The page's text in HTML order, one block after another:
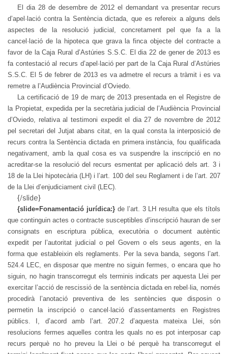
El dia 28 de desembre de 2012 el demandant va presentar recurs
d’apel·lació contra la Sentència dictada, que es refereix a alguns dels
aspectes de la resolució judicial, concretament pel que fa a la
cancel·lació de la hipoteca que grava la finca objecte del contracte a
favor de la Caja Rural d’Astúries S.S.C. El dia 22 de gener de 2013 es
fa contestació al recurs d’apel·lació per part de la Caja Rural d’Astúries
S.S.C. El 5 de febrer de 2013 es va admetre el recurs a tràmit i es va
remetre a l’Audiència Provincial d’Oviedo.
La certificació de 19 de març de 2013 presentada en el Registre de
la Propietat, expedida per la secretària judicial de l’Audiència Provincial
d’Oviedo, relativa al testimoni expedit el dia 27 de novembre de 2012
pel secretari del Jutjat abans citat, en la qual consta la interposició de
recurs contra la Sentència dictada en primera instància, fou qualificada
negativament, amb la qual cosa es va suspendre la inscripció en no
acreditar-se la resolució del recurs esmentat per aplicació dels art. 3 i
18 de la Llei hipotecària (LH) i l’art. 100 del seu Reglament i de l’art. 207
de la Llei d’enjudiciament civil (LEC).
{/slide}
{slide=Fonamentació jurídica:}de l’art. 3 LH resulta que els títols
que continguin actes o contracte susceptibles d’inscripció hauran de ser
consignats en escriptura pública, executòria o document autèntic
expedit per l’autoritat judicial o pel Govern o els seus agents, en la
forma que estableixin els reglaments. Per la seva banda, segons l’art.
524.4 LEC, en disposar que mentre no siguin fermes, o encara que ho
siguin, no hagin transcorregut els terminis indicats per aquesta Llei per
exercitar l’acció de rescissió de la sentència dictada en rebel·lia, només
procedirà l’anotació preventiva de les sentències que disposin o
permetin la inscripció o cancel·lació d’assentaments en Registres
públics. I, d’acord amb l’art. 207.2 d’aquesta mateixa Llei, són
resolucions fermes aquelles contra les quals no es pot interposar cap
recurs perquè no ho preveu la Llei o bé perquè ha transcorregut el